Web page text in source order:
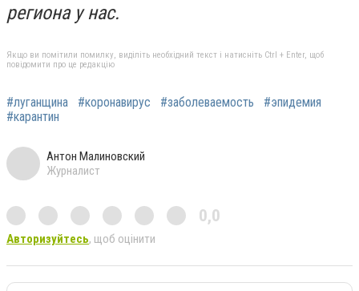
региона у нас.
Якщо ви помітили помилку, виділіть необхідний текст і натисніть Ctrl + Enter, щоб
повідомити про це редакцію
#луганщина #коронавирус #заболеваемость
#эпидемия
#карантин
Антон Малиновский
Журналист
0,0
Авторизуйтесь, щоб оцінити